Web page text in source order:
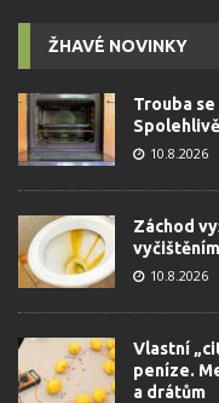
ŽHAVÉ NOVINKY
Trouba
10.8.2026
Záchod
10.8.2026
Vlastní
peníze.
a drátům